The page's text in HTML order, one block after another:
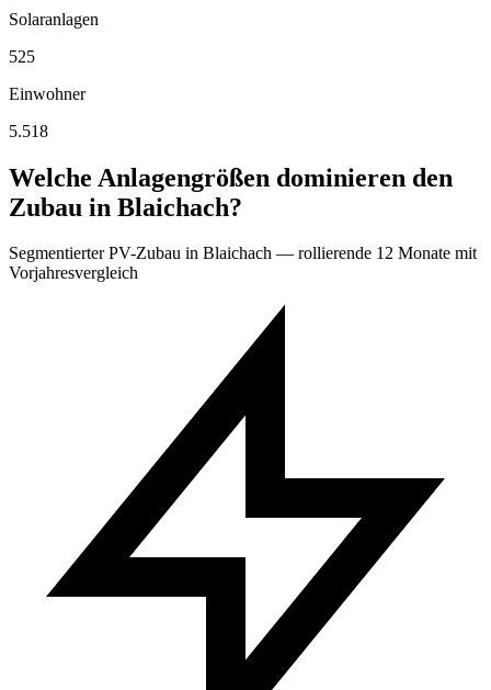
Solaranlagen
525
Einwohner
5.518
Welche Anlagengrößen dominieren den
Zubau in Blaichach?
Segmentierter PV-Zubau in Blaichach — rollierende 12 Monate mit
Vorjahresvergleich